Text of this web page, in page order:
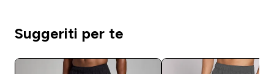
Suggeriti per te